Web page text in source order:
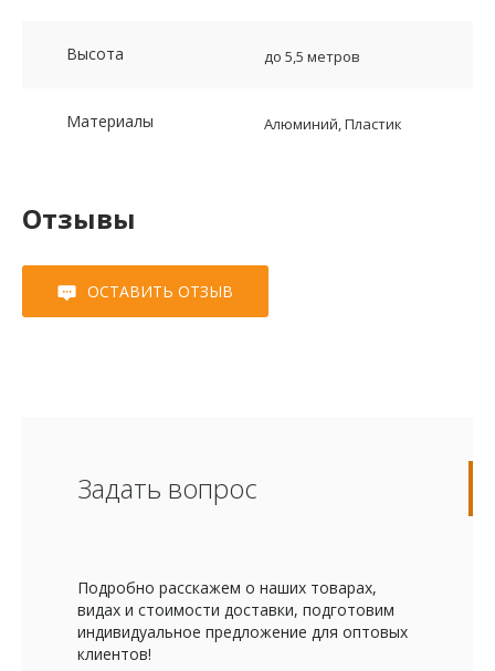
Высота до 5,5 метров
Материалы Алюминий, Пластик
Отзывы
ОСТАВИТЬ ОТЗЫВ
Задать вопрос
Подробно расскажем о наших товарах,
видах и стоимости доставки, подготовим
индивидуальное предложение для оптовых
клиентов!